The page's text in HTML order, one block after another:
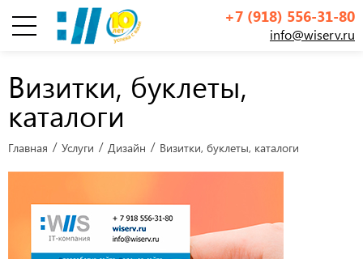
+7 (918) 556-31-80
info@wiserv.ru
Визитки, буклеты,
каталоги
Главная Услуги Дизайн Визитки, буклеты, каталоги